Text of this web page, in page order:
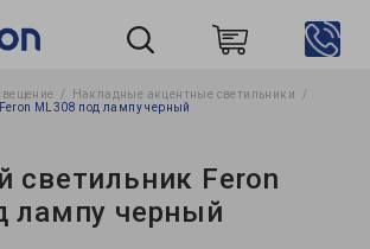
Пошук
Накладные акцентные светильники
ML308 под лампу черный
светильник Feron
лампу черный